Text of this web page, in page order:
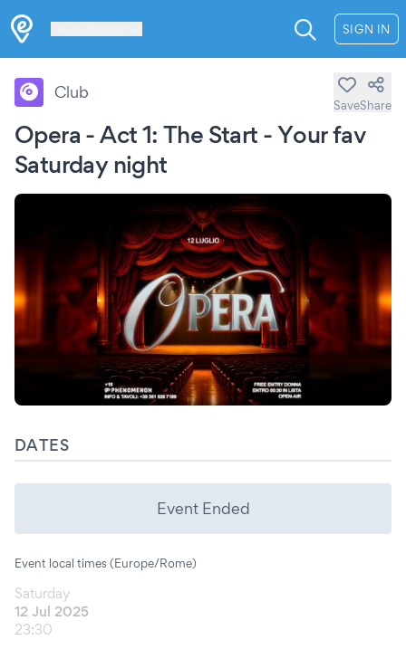
SIGN IN
Opera - Act 1: The Start - Your fav
Saturday night
Club
SaveShare
DATES
Event Ended
Event local times (Europe/Rome)
Saturday
12 Jul 2025
23:30